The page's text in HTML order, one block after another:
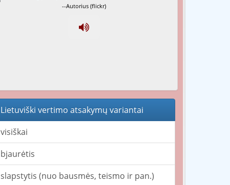
--Autorius (flickr)
Lietuviški vertimo atsakymų variantai
visiškai
bjaurėtis
slapstytis (nuo bausmės, teismo ir pan.)